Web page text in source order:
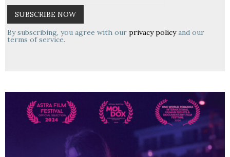
By subscribing, you agree with our privacy policyand our
terms of service.